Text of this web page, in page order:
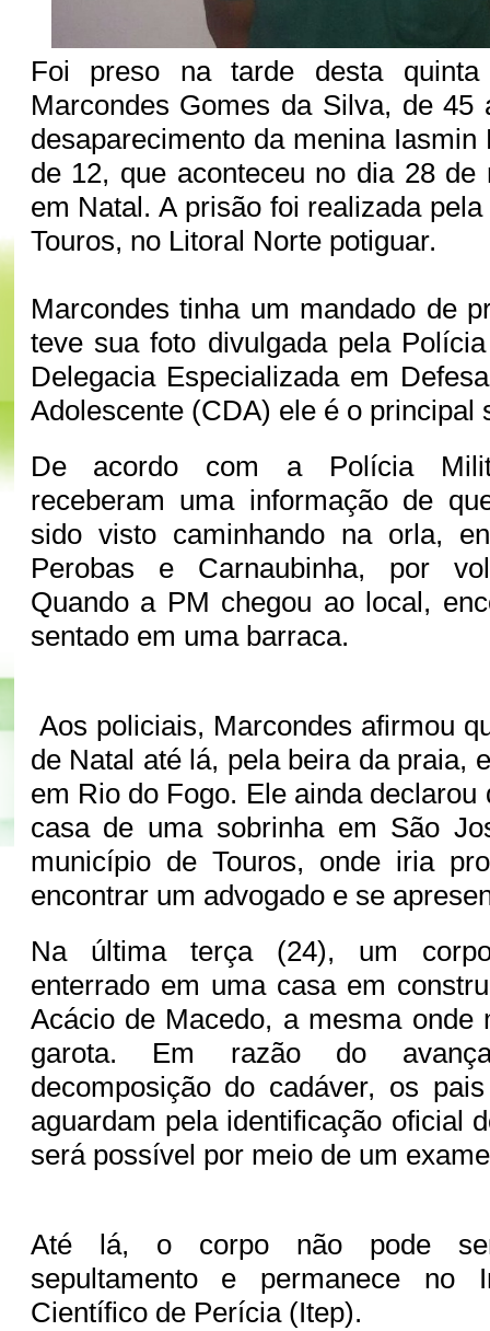
Foi preso na tarde desta
Marcondes Gomes da Silva, de 45
desaparecimento da menina Iasmin
de 12, que aconteceu no dia 28 de
em Natal. A prisão foi realizada
Touros, no Litoral Norte potiguar.
Marcondes tinha um mandado de
teve sua foto divulgada pela
Delegacia Especializada em
Adolescente (CDA) ele é o principal
De acordo com a Polícia
receberam uma informação de
sido visto caminhando na orla,
Perobas e Carnaubinha, por
Quando a PM chegou ao local,
sentado em uma barraca.
Aos policiais, Marcondes afirmou
de Natal até lá, pela beira da praia,
em Rio do Fogo. Ele ainda declarou
casa de uma sobrinha em São
município de Touros, onde iria
encontrar um advogado e se
Na última terça (24), um
enterrado em uma casa em
Acácio de Macedo, a mesma onde
garota. Em razão do
decomposição do cadáver, os
aguardam pela identificação oficial
será possível por meio de um
Até lá, o corpo não pode
sepultamento e permanece no
Científico de Perícia (Itep).